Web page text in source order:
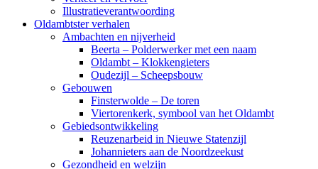
Illustratieverantwoording
Oldambtster verhalen
Ambachten en nijverheid
Beerta – Polderwerker met een naam
Oldambt – Klokkengieters
Oudezijl – Scheepsbouw
Gebouwen
Finsterwolde – De toren
Viertorenkerk, symbool van het Oldambt
Gebiedsontwikkeling
Reuzenarbeid in Nieuwe Statenzijl
Johannieters aan de Noordzeekust
Gezondheid en welzijn